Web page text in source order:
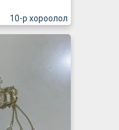
10-р хороолол